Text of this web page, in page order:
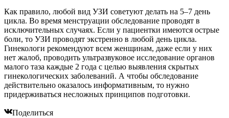
Как правило, любой вид УЗИ советуют делать на 5–7 день
цикла. Во время менструации обследование проводят в
исключительных случаях. Если у пациентки имеются острые
боли, то УЗИ проводят экстренно в любой день цикла.
Гинекологи рекомендуют всем женщинам, даже если у них
нет жалоб, проводить ультразвуковое исследование органов
малого таза каждые 2 года с целью выявления скрытых
гинекологических заболеваний. А чтобы обследование
действительно оказалось информативным, то нужно
придерживаться несложных принципов подготовки.
Поделиться